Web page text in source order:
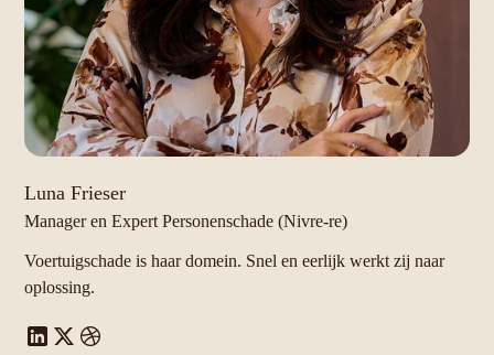
Luna Frieser
Manager en Expert Personenschade (Nivre-re)
Voertuigschade is haar domein. Snel en eerlijk werkt zij naar
oplossing.